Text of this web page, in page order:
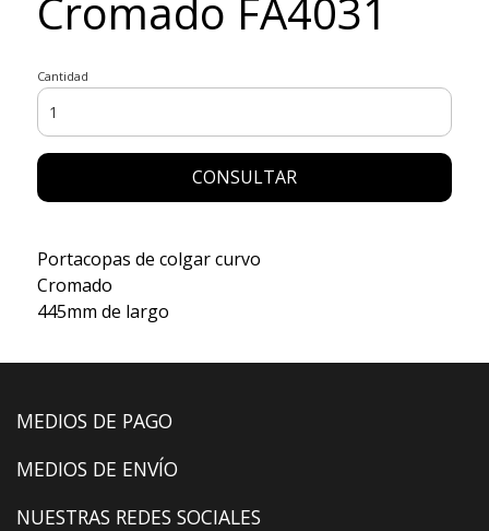
Cromado FA4031
Cantidad
CONSULTAR
Portacopas de colgar curvo
Cromado
445mm de largo
MEDIOS DE PAGO
MEDIOS DE ENVÍO
NUESTRAS REDES SOCIALES